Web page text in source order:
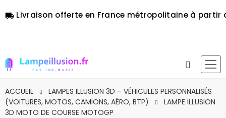
local_shipping Livraison offerte en France métropolitaine à partir
ACCUEIL
LAMPES ILLUSION 3D – VÉHICULES PERSONNALISÉS
(VOITURES, MOTOS, CAMIONS, AÉRO, BTP)
LAMPE ILLUSION
3D MOTO DE COURSE MOTOGP